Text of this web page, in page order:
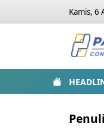
Kamis, 6